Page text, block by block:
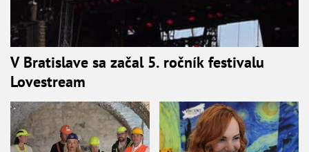
V Bratislave sa začal 5. ročník festivalu
Lovestream